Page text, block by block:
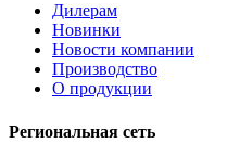
Дилерам
Новинки
Новости компании
Производство
О продукции
Региональная сеть